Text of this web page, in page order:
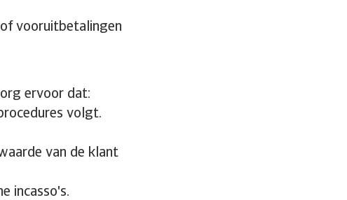
vooruitbetalingen
ervoor dat:
volgt.
van de klant
incasso's.